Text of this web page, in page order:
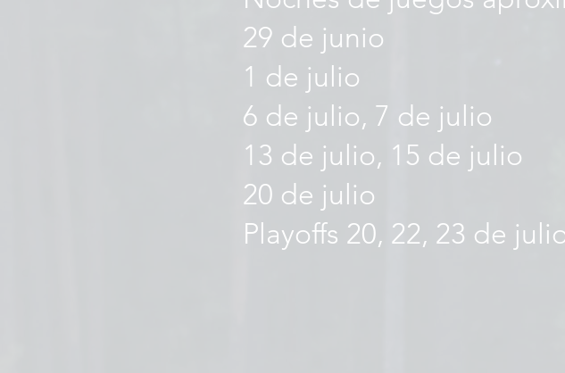
29 de junio
1 de julio
6 de julio, 7 de julio
13 de julio, 15 de julio
20 de julio
Playoffs 20, 22, 23 de